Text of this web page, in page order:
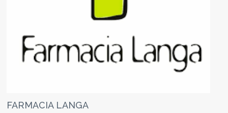
FARMACIA LANGA